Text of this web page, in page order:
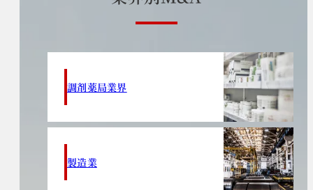
調剤薬局業界
製造業